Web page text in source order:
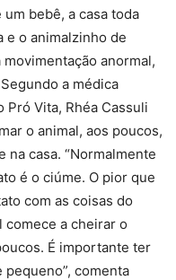
bebê, a casa toda
e o animalzinho de
anormal,
a médica
Vita, Rhéa Cassuli
o animal, aos poucos,
na casa. “Normalmente
é o ciúme. O pior que
com as coisas do
comece a cheirar o
É importante ter
comenta